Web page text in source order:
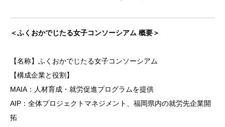
＜ふくおかでじたる女子コンソーシアム 概要＞
【名称】ふくおかでじたる女子コンソーシアム
【構成企業と役割】
MAIA：人材育成・就労促進プログラムを提供
AIP：全体プロジェクトマネジメント、福岡県内の就労先企業開
拓